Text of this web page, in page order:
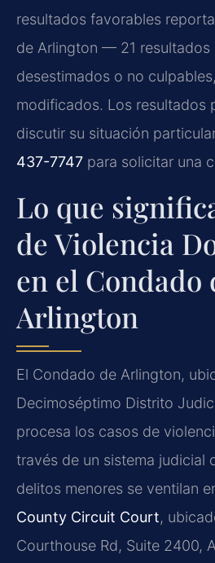
resultados favorables
de Arlington — 21 resultados
desestimados o no
modificados. Los resultados
discutir su situación
437-7747 para solicitar una
Lo que
de Violencia
en el Condado
Arlington
El Condado de Arlington,
Decimoséptimo Distrito
procesa los casos de
través de un sistema judicial
delitos menores se ventilan
County Circuit Court,
Courthouse Rd, Suite 2400,